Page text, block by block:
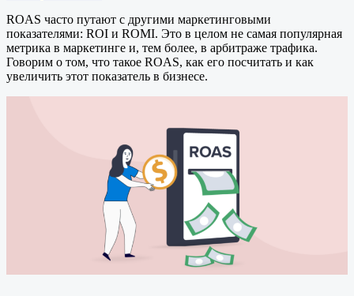
ROAS часто путают с другими маркетинговыми
показателями: ROI и ROMI. Это в целом не самая популярная
метрика в маркетинге и, тем более, в арбитраже трафика.
Говорим о том, что такое ROAS, как его посчитать и как
увеличить этот показатель в бизнесе.